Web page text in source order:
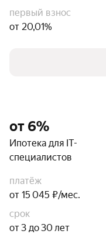
первый взнос
от 20,01%
от 6%
Ипотека для IT-
специалистов
платёж
от 15 045 ₽/мес.
срок
от 3 до 30 лет